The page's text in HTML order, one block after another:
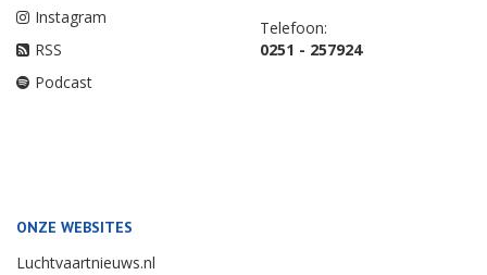
Instagram
RSS
Podcast
Telefoon:
0251 - 257924
ONZE WEBSITES
Luchtvaartnieuws.nl